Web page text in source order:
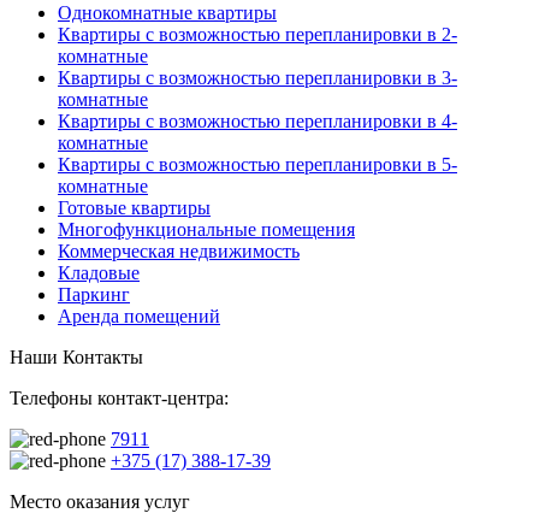
Однокомнатные квартиры
Квартиры с возможностью перепланировки в 2-
комнатные
Квартиры с возможностью перепланировки в 3-
комнатные
Квартиры с возможностью перепланировки в 4-
комнатные
Квартиры с возможностью перепланировки в 5-
комнатные
Готовые квартиры
Многофункциональные помещения
Коммерческая недвижимость
Кладовые
Паркинг
Аренда помещений
Наши Контакты
Телефоны контакт-центра:
7911
+375 (17) 388-17-39
Место оказания услуг